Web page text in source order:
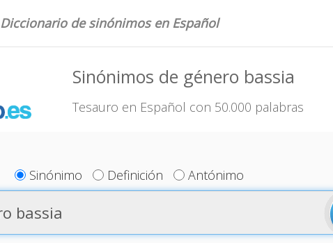
Diccionario de sinónimos en Español
Sinónimos de género bassia
Tesauro en Español con 50.000 palabras
Sinónimo Definición Antónimo